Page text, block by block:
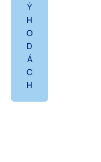
Ý
H
O
D
Á
C
H